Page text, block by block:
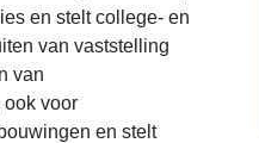
en stelt college- en
van vaststelling
van
ook voor
en stelt